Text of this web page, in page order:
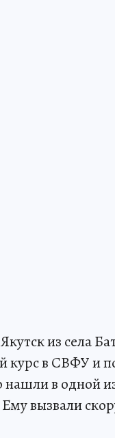
из села
курс в СВФУ и
нашли в одной
вызвали